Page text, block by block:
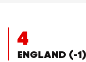
4
ENGLAND (-1)